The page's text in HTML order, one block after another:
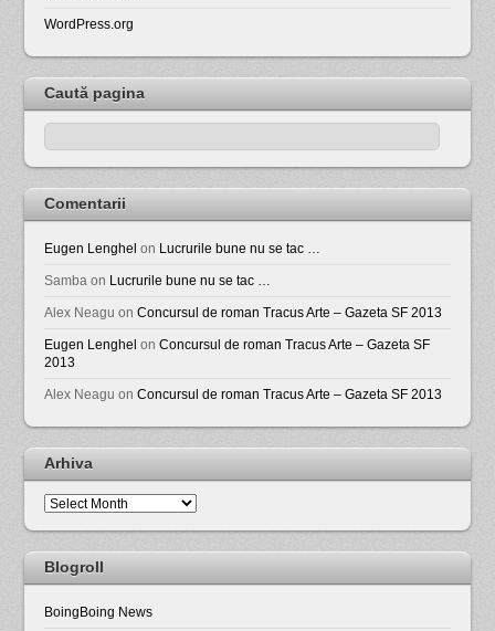
WordPress.org
Caută pagina
Comentarii
Eugen Lenghel on Lucrurile bune nu se tac …
Samba on Lucrurile bune nu se tac …
Alex Neagu onConcursul de roman Tracus Arte – Gazeta SF 2013
Eugen Lenghel onConcursul de roman Tracus Arte – Gazeta SF
2013
Alex Neagu onConcursul de roman Tracus Arte – Gazeta SF 2013
Arhiva
Arhiva
Blogroll
BoingBoing News